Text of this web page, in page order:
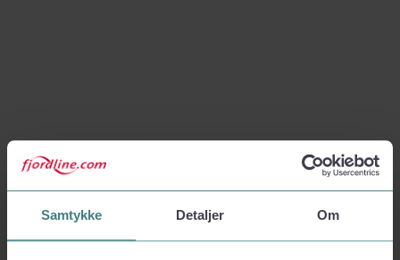
Samtykke Detaljer Om